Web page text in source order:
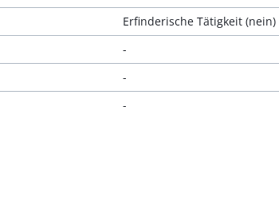
Erfinderische Tätigkeit (nein)
-
-
-